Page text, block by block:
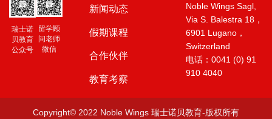
瑞士诺
贝教育
公众号
留学顾
问老师
微信
新闻动态
假期课程
合作伙伴
教育考察
Noble Wings Sagl,
Via S. Balestra 18，
6901 Lugano，
Switzerland
电话：0041 (0) 91
910 4040
Copyright© 2022 Noble Wings 瑞士诺贝教育-版权所有